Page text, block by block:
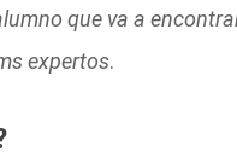
que va a
expertos.